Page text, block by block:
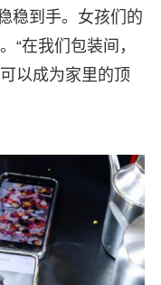
稳到手。女孩们的
“在我们包装间，
以成为家里的顶